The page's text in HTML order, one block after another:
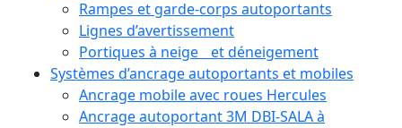
Rampes et garde-corps autoportants
Lignes d’avertissement
Portiques à neige et déneigement
Systèmes d’ancrage autoportants et mobiles
Ancrage mobile avec roues Hercules
Ancrage autoportant 3M DBI-SALA à